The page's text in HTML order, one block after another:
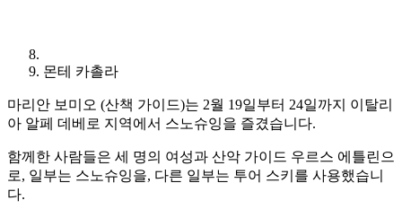
몬테 카촐라
마리안 보미오 (산책 가이드)는 2월 19일부터 24일까지 이탈리
아 알페 데베로 지역에서 스노슈잉을 즐겼습니다.
함께한 사람들은 세 명의 여성과 산악 가이드 우르스 에틀린으
로, 일부는 스노슈잉을, 다른 일부는 투어 스키를 사용했습니
다.